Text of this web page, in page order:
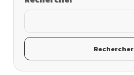
Rechercher